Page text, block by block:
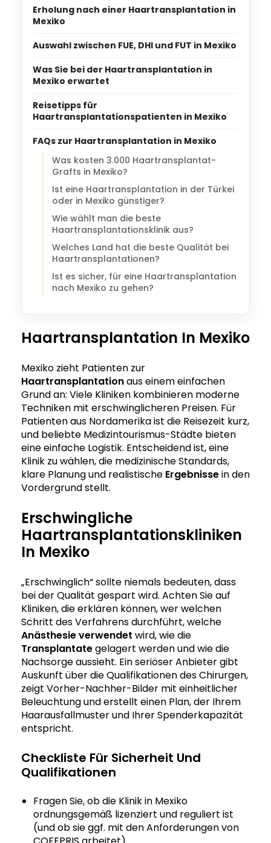
Erholung nach einer Haartransplantation in
Mexiko
Auswahl zwischen FUE, DHI und FUT in Mexiko
Was Sie bei der Haartransplantation in
Mexiko erwartet
Reisetipps für
Haartransplantationspatienten in Mexiko
FAQs zur Haartransplantation in Mexiko
Was kosten 3.000 Haartransplantat-
Grafts in Mexiko?
Ist eine Haartransplantation in der Türkei
oder in Mexiko günstiger?
Wie wählt man die beste
Haartransplantationsklinik aus?
Welches Land hat die beste Qualität bei
Haartransplantationen?
Ist es sicher, für eine Haartransplantation
nach Mexiko zu gehen?
Haartransplantation In Mexiko
Mexiko zieht Patienten zur
Haartransplantationaus einem einfachen
Grund an: Viele Kliniken kombinieren moderne
Techniken mit erschwinglicheren Preisen. Für
Patienten aus Nordamerika ist die Reisezeit kurz,
und beliebte Medizintourismus-Städte bieten
eine einfache Logistik. Entscheidend ist, eine
Klinik zu wählen, die medizinische Standards,
klare Planung und realistische Ergebnissein den
Vordergrund stellt.
Erschwingliche
Haartransplantationskliniken
In Mexiko
„Erschwinglich“ sollte niemals bedeuten, dass
bei der Qualität gespart wird. Achten Sie auf
Kliniken, die erklären können, wer welchen
Schritt des Verfahrens durchführt, welche
Anästhesieverwendet wird, wie die
Transplantategelagert werden und wie die
Nachsorge aussieht. Ein seriöser Anbieter gibt
Auskunft über die Qualifikationen des Chirurgen,
zeigt Vorher-Nachher-Bilder mit einheitlicher
Beleuchtung und erstellt einen Plan, der Ihrem
Haarausfallmuster und Ihrer Spenderkapazität
entspricht.
Checkliste Für Sicherheit Und
Qualifikationen
Fragen Sie, ob die Klinik in Mexiko
ordnungsgemäß lizenziert und reguliert ist
(und ob sie ggf. mit den Anforderungen von